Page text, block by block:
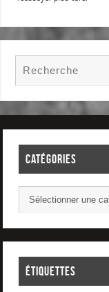
CATÉGORIES
ÉTIQUETTES